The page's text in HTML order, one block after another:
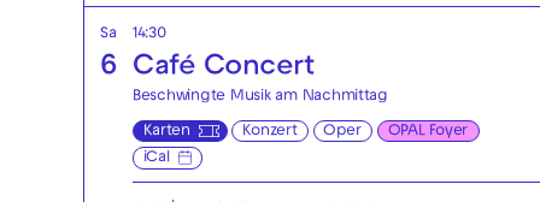
Sa
6
14:30
Café Concert
Beschwingte Musik am Nachmittag
Karten Konzert Oper
OPAL Foyer
iCal